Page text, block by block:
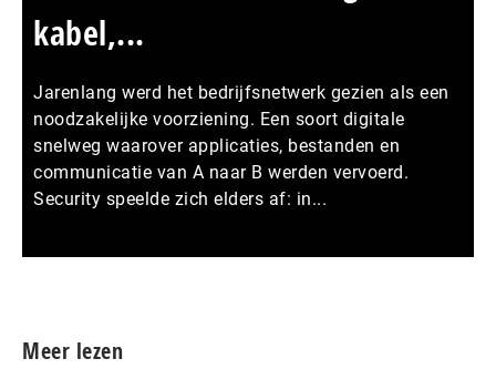
kabel,...
Jarenlang werd het bedrijfsnetwerk gezien als een
noodzakelijke voorziening. Een soort digitale
snelweg waarover applicaties, bestanden en
communicatie van A naar B werden vervoerd.
Security speelde zich elders af: in...
Meer lezen